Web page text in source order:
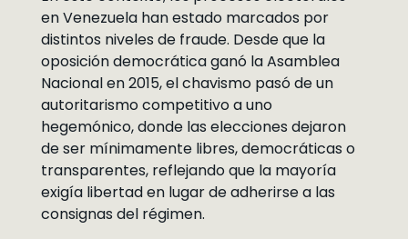
en Venezuela han estado marcados por
distintos niveles de fraude. Desde que la
oposición democrática ganó la Asamblea
Nacional en 2015, el chavismo pasó de un
autoritarismo competitivo a uno
hegemónico, donde las elecciones dejaron
de ser mínimamente libres, democráticas o
transparentes, reflejando que la mayoría
exigía libertad en lugar de adherirse a las
consignas del régimen.